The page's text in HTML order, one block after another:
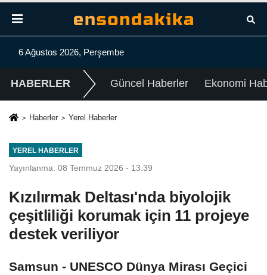
6 Ağustos 2026, Perşembe
HABERLER Güncel Haberler Ekonomi
Haberler Yerel Haberler
YEREL HABERLER
Yayınlanma: 08 Temmuz 2026 - 13:39
Kızılırmak Deltası'nda biyolojik
çeşitliliği korumak için 11 projeye
destek veriliyor
Samsun - UNESCO Dünya Mirası Geçici